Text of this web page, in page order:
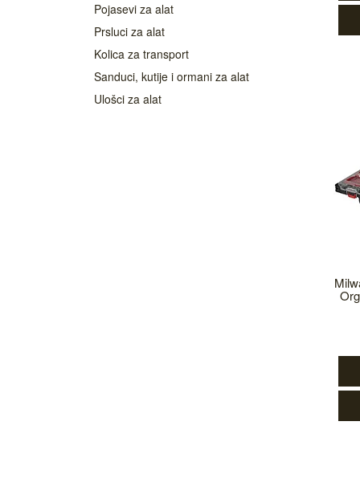
Pojasevi za alat
Prsluci za alat
Kolica za transport
Sanduci, kutije i ormani za alat
Ulošci za alat